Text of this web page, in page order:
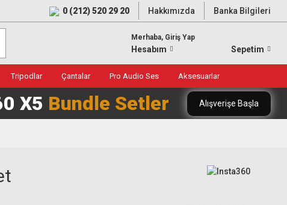
0 (212) 520 29 20 Hakkımızda Banka Bilgileri
Merhaba, Giriş Yap
Hesabım Sepetim
Tripodlar Çantalar Pro Audio Ses Aksesuarlar
X5 Bundle Setler Alışverişe Başla